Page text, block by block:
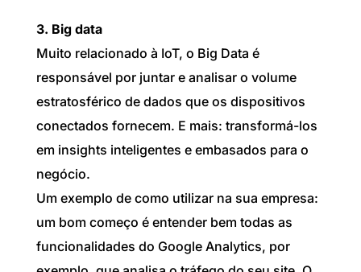
3. Big data
Muito relacionado à IoT, o Big Data é
responsável por juntar e analisar o volume
estratosférico de dados que os dispositivos
conectados fornecem. E mais: transformá-los
em insights inteligentes e embasados para o
negócio.
Um exemplo de como utilizar na sua empresa:
um bom começo é entender bem todas as
funcionalidades do Google Analytics, por